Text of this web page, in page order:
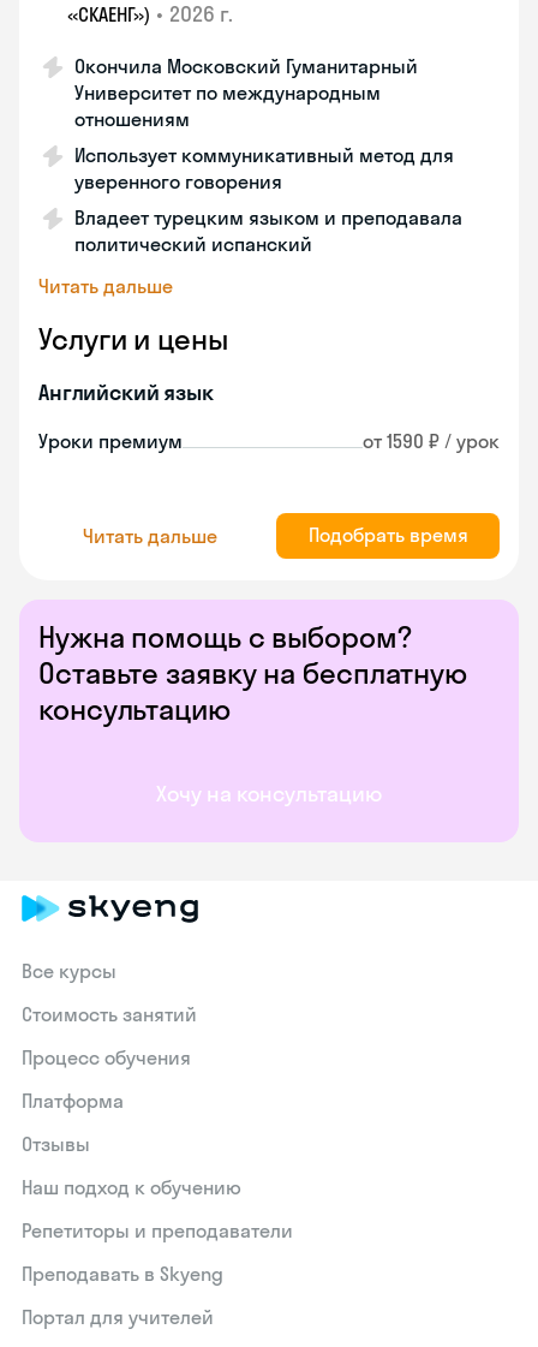
Нужна помощь с выбором?
Оставьте заявку на бесплатную
консультацию
Хочу на консультацию
«СКАЕНГ») • 2026 г.
Окончила Московский Гуманитарный
Университет по международным
отношениям
Использует коммуникативный метод для
уверенного говорения
Владеет турецким языком и преподавала
политический испанский
Читать дальше
Услуги и цены
Английский язык
Уроки премиум от 1590 ₽ / урок
Читать дальше Подобрать время
Все курсы
Стоимость занятий
Процесс обучения
Платформа
Отзывы
Наш подход к обучению
Репетиторы и преподаватели
Преподавать в Skyeng
Портал для учителей